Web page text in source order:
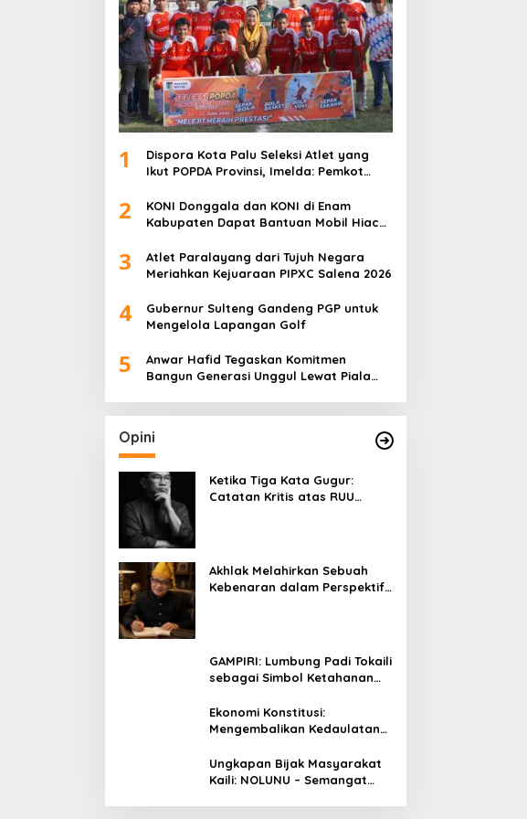
1
Dispora Kota Palu Seleksi Atlet yang
Ikut POPDA Provinsi, Imelda: Pemkot
Olahraga Pelajar
2
KONI Donggala dan KONI di Enam
Kabupaten Dapat Bantuan Mobil Hiace
3
Atlet Paralayang dari Tujuh Negara
Meriahkan Kejuaraan PIPXC Salena 2026
4
Gubernur Sulteng Gandeng PGP untuk
Mengelola Lapangan Golf
5
Anwar Hafid Tegaskan Komitmen
Bangun Generasi Unggul Lewat Piala
Opini
Ketika Tiga Kata Gugur:
Catatan Kritis atas RUU
Akhlak Melahirkan Sebuah
Kebenaran dalam Perspektif
GAMPIRI: Lumbung Padi Tokaili
sebagai Simbol Ketahanan
Ekonomi Konstitusi:
Mengembalikan Kedaulatan
Umat
Ungkapan Bijak Masyarakat
Kaili: NOLUNU – Semangat